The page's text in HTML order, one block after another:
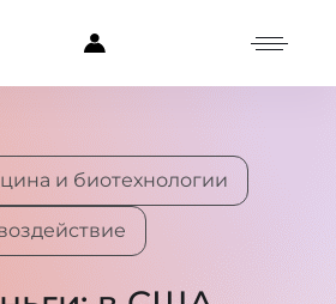
и биотехнологии